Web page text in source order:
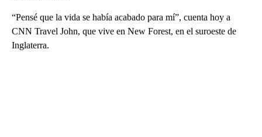
“Pensé que la vida se había acabado para mí”, cuenta hoy a
CNN Travel John, que vive en New Forest, en el suroeste de
Inglaterra.